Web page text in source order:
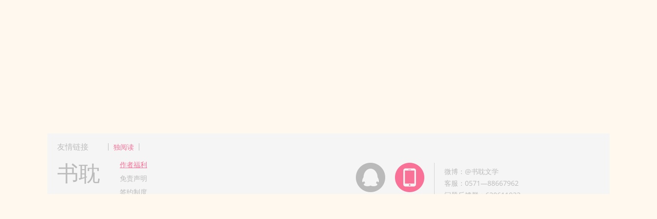
友情链接 独阅读
书耽
作者福利
免责声明
签约制度
微博：@书耽文学
客服：0571—88667962
问题反馈群：630611933